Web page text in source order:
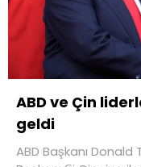
ABD ve Çin
geldi
ABD Başkanı